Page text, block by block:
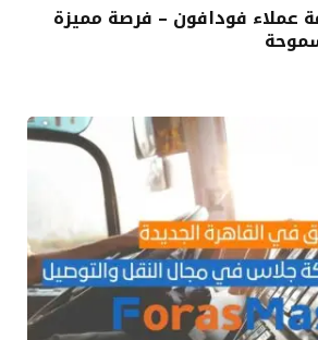
عملاء فودافون – فرصة مميزة